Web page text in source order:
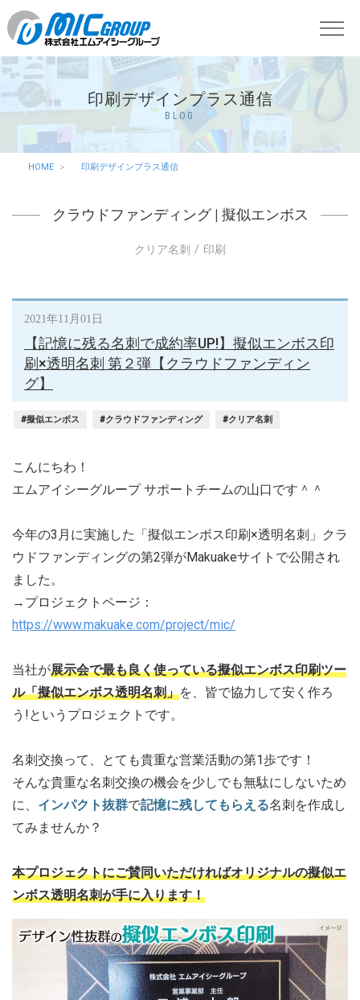
印刷デザインプラス通信
BLOG
HOME 印刷デザインプラス通信
クラウドファンディング| 擬似エンボス
クリア名刺 印刷
2021年11月01日
【記憶に残る名刺で成約率UP!】擬似エンボス印
刷×透明名刺 第２弾【クラウドファンディン
グ】
#擬似エンボス #クラウドファンディング #クリア名刺
こんにちわ！
エムアイシーグループ サポートチームの山口です＾＾
今年の3月に実施した「擬似エンボス印刷×透明名刺」クラ
ウドファンディングの第2弾がMakuakeサイトで公開され
ました。
→プロジェクトページ：
https://www.makuake.com/project/mic/
当社が展示会で最も良く使っている擬似エンボス印刷ツー
ル「擬似エンボス透明名刺」を、皆で協力して安く作ろ
う!というプロジェクトです。
名刺交換って、とても貴重な営業活動の第1歩です！
そんな貴重な名刺交換の機会を少しでも無駄にしないため
に、 インパクト抜群で記憶に残してもらえる名刺を作成し
てみませんか？
本プロジェクトにご賛同いただければオリジナルの擬似エ
ンボス透明名刺が手に入ります！